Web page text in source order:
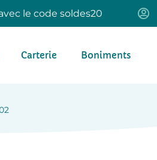
le code soldes20
Carterie Boniments